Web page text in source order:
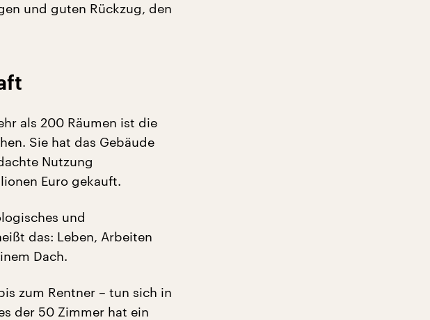
und guten Rückzug, den
als 200 Räumen ist die
Sie hat das Gebäude
Nutzung
Euro gekauft.
und
das: Leben, Arbeiten
Dach.
zum Rentner – tun sich in
der 50 Zimmer hat ein